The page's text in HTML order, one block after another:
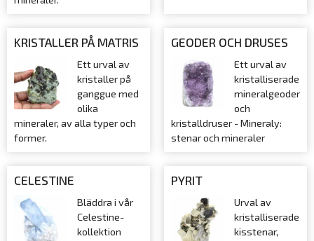
KRISTALLER PÅ MATRIS
Ett urval av
kristaller på
ganggue med
olika
mineraler, av alla typer och
former.
GEODER OCH DRUSES
Ett urval av
kristalliserade
mineralgeoder
och
kristalldruser - Mineraly:
stenar och mineraler
CELESTINE
Bläddra i vår
Celestine-
kollektion
PYRIT
Urval av
kristalliserade
kisstenar,